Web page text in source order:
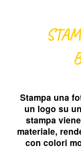
Stampa una
un logo su
stampa
materiale,
con colori